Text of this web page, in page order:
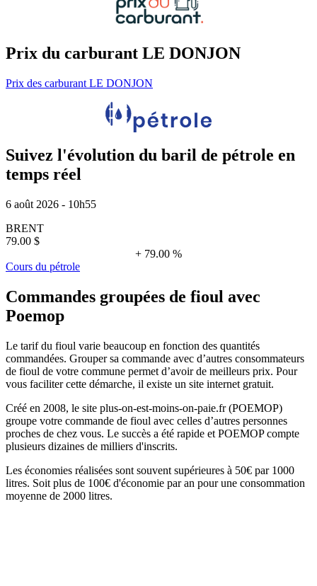
Prix du carburant LE DONJON
Prix des carburant LE DONJON
Suivez l'évolution du baril de pétrole en
temps réel
6 août 2026 - 10h55
BRENT
79.00 $
+ 79.00 %
Cours du pétrole
Commandes groupées de fioul avec
Poemop
Le tarif du fioul varie beaucoup en fonction des quantités
commandées. Grouper sa commande avec d’autres consommateurs
de fioul de votre commune permet d’avoir de meilleurs prix. Pour
vous faciliter cette démarche, il existe un site internet gratuit.
Créé en 2008, le site plus-on-est-moins-on-paie.fr (POEMOP)
groupe votre commande de fioul avec celles d’autres personnes
proches de chez vous. Le succès a été rapide et POEMOP compte
plusieurs dizaines de milliers d'inscrits.
Les économies réalisées sont souvent supérieures à 50€ par 1000
litres. Soit plus de 100€ d'économie par an pour une consommation
moyenne de 2000 litres.